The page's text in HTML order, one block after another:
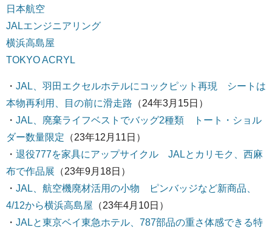
日本航空
JALエンジニアリング
横浜高島屋
TOKYO ACRYL
・ JAL、羽田エクセルホテルにコックピット再現 シートは
本物再利用、目の前に滑走路 （24年3月15日）
・ JAL、廃棄ライフベストでバッグ2種類 トート・ショル
ダー数量限定 （23年12月11日）
・ 退役777を家具にアップサイクル JALとカリモク、西麻
布で作品展 （23年9月18日）
・ JAL、航空機廃材活用の小物 ピンバッジなど新商品、
4/12から横浜高島屋 （23年4月10日）
・ JALと東京ベイ東急ホテル、787部品の重さ体感できる特